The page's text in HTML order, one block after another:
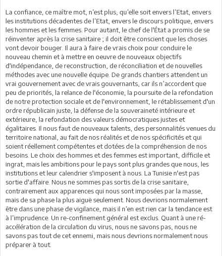
La confiance, ce maître mot, n’est plus, qu’elle soit envers l’Etat, envers
les institutions décadentes de l’Etat, envers le discours politique, envers
les hommes et les femmes. Pour autant, le chef de l'État a promis de se
réinventer après la crise sanitaire ; il doit être conscient que les choses
vont devoir bouger. Il aura à faire de vrais choix pour conduire le
nouveau chemin et à mettre en oeuvre de nouveaux objectifs
d'indépendance, de reconstruction, de réconciliation et de nouvelles
méthodes avec une nouvelle équipe. De grands chantiers attendent un
vrai gouvernement avec de vrais gouvernants, car ils n’accordent que
peu de priorités, la relance de l'économie, la poursuite de la refondation
de notre protection sociale et de l'environnement, le rétablissement d'un
ordre républicain juste, la défense de la souveraineté intérieure et
extérieure, la refondation des valeurs démocratiques justes et
égalitaires. Il nous faut de nouveaux talents, des personnalités venues du
territoire national, au fait de nos réalités et de nos spécificités et qui
soient réellement compétentes et dotées de la compréhension de nos
besoins. Le choix des hommes et des femmes est important, difficile et
ingrat, mais les ambitions pour le pays sont plus grandes que nous, les
institutions et leur calendrier s'imposent à nous. La Tunisie n'est pas
sortie d'affaire. Nous ne sommes pas sortis de la crise sanitaire,
contrairement aux apparences qui nous sont imposées par la masse,
mais de sa phase la plus aiguë seulement. Nous devrions normalement
être dans une phase de vigilance, mais il n’en est rien car la tendance est
à l’imprudence. Un re-confinement général est exclus. Quant à une ré-
accélération de la circulation du virus, nous ne savons pas, nous ne
savons pas tout de cet ennemi, mais nous devrions normalement nous
préparer à tout.